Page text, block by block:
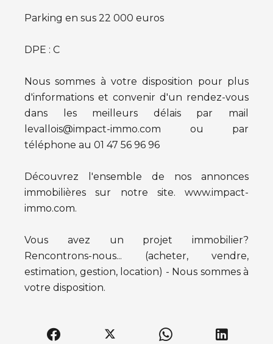
Parking en sus 22 000 euros
DPE : C
Nous sommes à votre disposition pour plus
d'informations et convenir d'un rendez-vous
dans les meilleurs délais par mail
levallois@impact-immo.com ou par
téléphone au 01 47 56 96 96
Découvrez l'ensemble de nos annonces
immobilières sur notre site. www.impact-
immo.com.
Vous avez un projet immobilier?
Rencontrons-nous... (acheter, vendre,
estimation, gestion, location) - Nous sommes à
votre disposition.